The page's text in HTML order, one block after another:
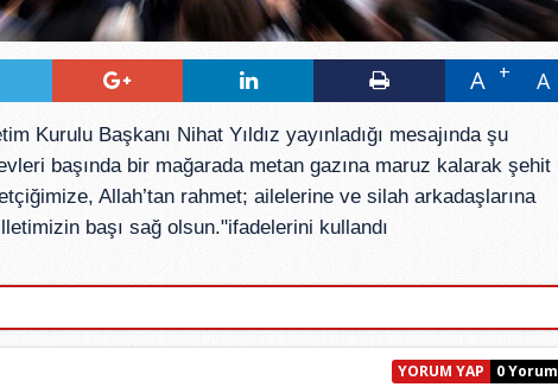
A A
Kurulu Başkanı Nihat Yıldız yayınladığı mesajında şu
başında bir mağarada metan gazına maruz kalarak şehit
Allah’tan rahmet; ailelerine ve silah arkadaşlarına
başı sağ olsun."ifadelerini kullandı
0 Yorum
YORUM YAP